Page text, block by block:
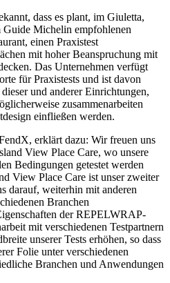
dass es plant, im Giuletta,
Guide Michelin empfohlenen
einen Praxistest
mit hoher Beanspruchung mit
Das Unternehmen verfügt
für Praxistests und ist davon
und anderer Einrichtungen,
zusammenarbeiten
einfließen werden.
erklärt dazu: Wir freuen uns
View Place Care, wo unsere
Bedingungen getestet werden
View Place Care ist unser zweiter
darauf, weiterhin mit anderen
Branchen
der REPELWRAP-
mit verschiedenen Testpartnern
unserer Tests erhöhen, so dass
Folie unter verschiedenen
Branchen und Anwendungen